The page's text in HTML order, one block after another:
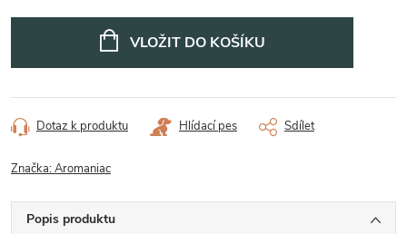
VLOŽIT DO KOŠÍKU
Dotaz k produktu Hlídací pes Sdílet
Značka:Aromaniac
Popis produktu